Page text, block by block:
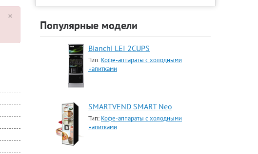
×
Популярные модели
Bianchi LEI 2CUPS
Тип: Кофе-аппараты с холодными
напитками
SMARTVEND SMART Neo
Тип: Кофе-аппараты с холодными
напитками